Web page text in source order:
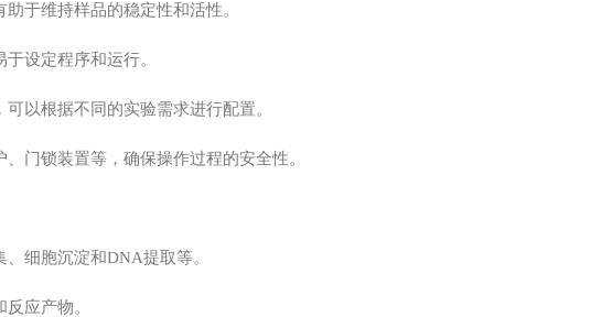
于维持样品的稳定性和活性。
设定程序和运行。
以根据不同的实验需求进行配置。
锁装置等，确保操作过程的安全性。
细胞沉淀和DNA提取等。
应产物。